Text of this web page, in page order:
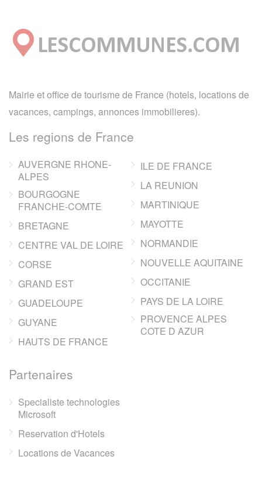
Mairie et office de tourisme de France (hotels, locations de
vacances, campings, annonces immobilieres).
Les regions de France
AUVERGNE RHONE-
ALPES
BOURGOGNE
FRANCHE-COMTE
BRETAGNE
CENTRE VAL DE LOIRE
CORSE
GRAND EST
GUADELOUPE
GUYANE
HAUTS DE FRANCE
ILE DE FRANCE
LA REUNION
MARTINIQUE
MAYOTTE
NORMANDIE
NOUVELLE AQUITAINE
OCCITANIE
PAYS DE LA LOIRE
PROVENCE ALPES
COTE D AZUR
Partenaires
Specialiste technologies
Microsoft
Reservation d'Hotels
Locations de Vacances